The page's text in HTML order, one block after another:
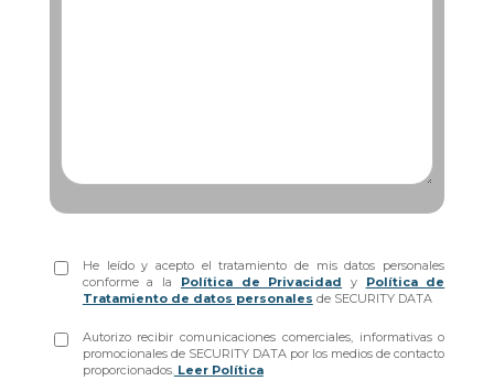
He leído y acepto el tratamiento de mis datos personales
conforme a la Política de Privacidad y
Política de
Tratamiento de datos personales de SECURITY DATA
Autorizo recibir comunicaciones comerciales, informativas o
promocionales de SECURITY DATA por los medios de contacto
proporcionados.Leer Política